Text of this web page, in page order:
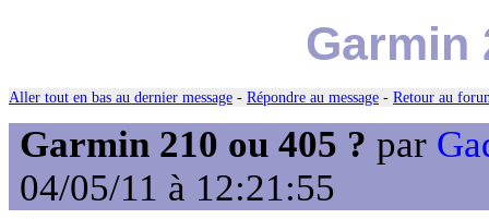
Garmin
Aller tout en bas au dernier message - Répondre au message - Retour au
Garmin 210 ou 405 ? par
04/05/11 à 12:21:55